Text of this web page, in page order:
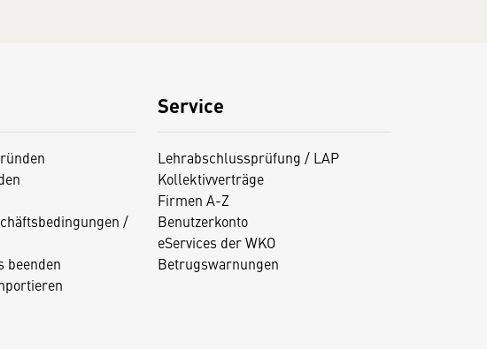
/
beenden
Service
Lehrabschlussprüfung / LAP
Kollektivverträge
Firmen A-Z
Benutzerkonto
eServices der WKO
Betrugswarnungen